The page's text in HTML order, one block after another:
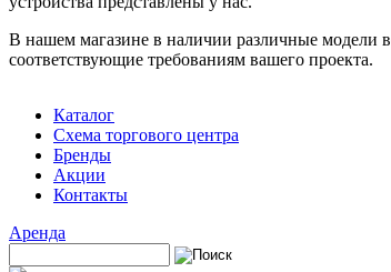
В нашем магазине в наличии различные модели
соответствующие требованиям вашего проекта.
Каталог
Схема торгового центра
Бренды
Акции
Контакты
Аренда